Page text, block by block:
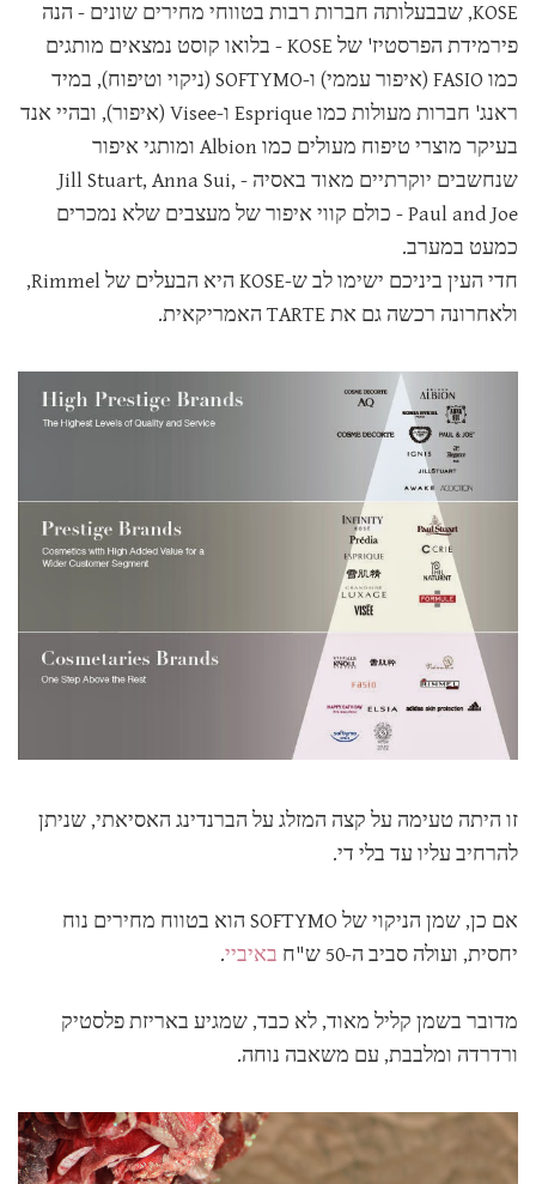
KOSE, שבבעלותה חברות רבות בטווחי מחירים שונים - הנה
פירמידת הפרסטיז' של KOSE - בלואו קוסט נמצאים מותגים
כמו FASIO (איפור עממי) ו-SOFTYMO (ניקוי וטיפוח), במיד
ראנג' חברות מעולות כמו Esprique ו-Visee (איפור), ובהיי אנד
בעיקר מוצרי טיפוח מעולים כמו Albion ומותגי איפור
שנחשבים יוקרתיים מאוד באסיה - Jill Stuart, Anna Sui,
Paul and Joe - כולם קווי איפור של מעצבים שלא נמכרים
כמעט במערב.
חדי העין ביניכם ישימו לב ש-KOSE היא הבעלים של Rimmel,
ולאחרונה רכשה גם את TARTE האמריקאית.
זו היתה טעימה על קצה המזלג על הברנדינג האסיאתי, שניתן
להרחיב עליו עד בלי די.
אם כן, שמן הניקוי של SOFTYMO הוא בטווח מחירים נוח
יחסית, ועולה סביב ה-50 ש"ח
באיביי.
מדובר בשמן קליל מאוד, לא כבד, שמגיע באריזת פלסטיק
ורדרדה ומלבבת, עם משאבה נוחה.